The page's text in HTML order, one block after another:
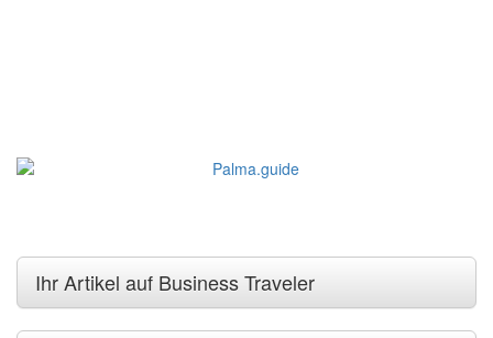
Ihr Artikel auf Business Traveler